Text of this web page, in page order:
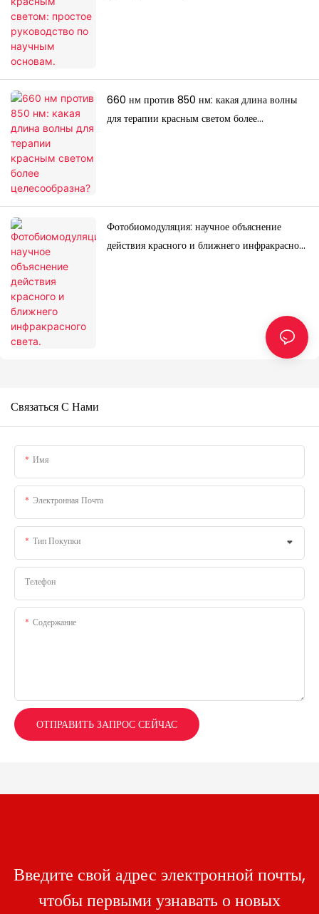
660 нм против 850 нм: какая длина волны
для терапии красным светом более
Фотобиомодуляция: научное объяснение
действия красного и ближнего инфракрасного
Связаться С Нами
Имя
Электронная Почта
Тип Покупки
Телефон
Содержание
ОТПРАВИТЬ ЗАПРОС СЕЙЧАС
Введите свой адрес электронной почты,
чтобы первыми узнавать о новых